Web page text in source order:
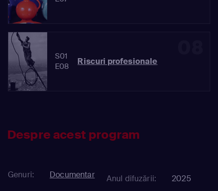
S01
E08
Riscuri profesionale
Despre acest program
Genuri: Documentar Anul difuzării:
2025